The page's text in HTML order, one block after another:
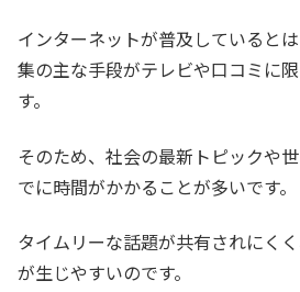
インターネットが普及していると
集の主な手段がテレビや口コミに
す。
そのため、社会の最新トピックや
でに時間がかかることが多いです。
タイムリーな話題が共有されにく
が生じやすいのです。